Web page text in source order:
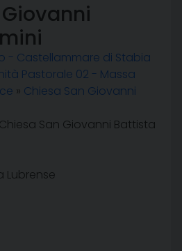
- Castellammare di Stabia
Pastorale 02 - Massa
» Chiesa San Giovanni
Chiesa San Giovanni Battista
Lubrense